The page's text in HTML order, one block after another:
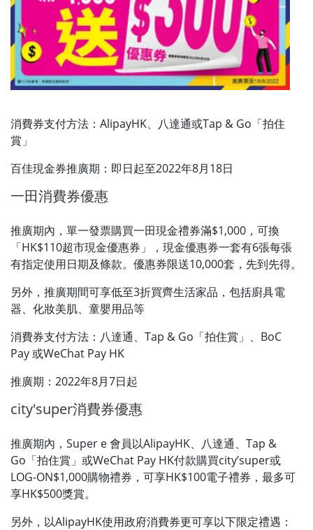
消費券支付方法：AlipayHK、八達通或Tap & Go「拍住
賞」
百佳現金券推廣期：即日起至2022年8月18日
一田消費券優惠
推廣期內，單一發票購買一田現金禮券滿$1,000，可換
「HK$110超市現金優惠券」，現金優惠券一套有6張每張
有指定使用日期及條款。優惠券限送10,000套，先到先得。
另外，推廣期間可享低至3折買齊生活家品，包括廚具電
器、化妝美肌、童嬰用品等
消費券支付方法：八達通、Tap & Go「拍住賞」、BoC
Pay 或WeChat Pay HK
推廣期：2022年8月7日起
city'super消費券優惠
推廣期內，Super e 會員以AlipayHK、八達通、Tap &
Go「拍住賞」或WeChat Pay HK付款購買city’super或
LOG-ON$1,000購物禮券，可享HK$100電子禮券，最多可
享HK$500獎賞。
另外，以AlipayHK使用政府消費券更可享以下限定禮遇：